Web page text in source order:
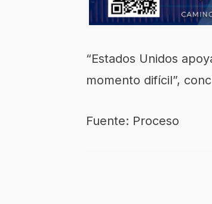
“Estados Unidos
momento difícil”,
Fuente: Proceso